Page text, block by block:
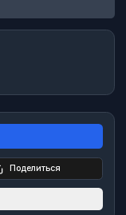
Поделиться